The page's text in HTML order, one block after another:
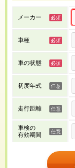
メーカー
車種
車の状態
初度年式
走行距離
車検の
有効期間